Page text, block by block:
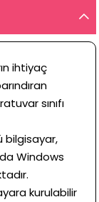
ihtiyaç
sınıfı
bilgisayar,
Windows
kurulabilir